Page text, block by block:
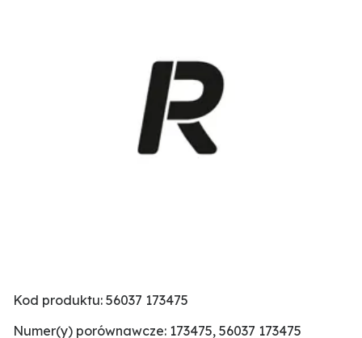
Kod produktu: 56037 173475
Numer(y) porównawcze: 173475, 56037 173475